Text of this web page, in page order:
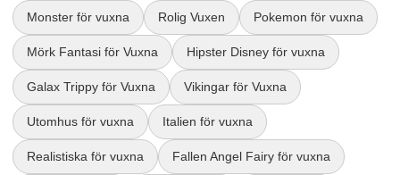
Monster för vuxna Rolig Vuxen Pokemon för vuxna
Mörk Fantasi för Vuxna Hipster Disney för vuxna
Galax Trippy för Vuxna Vikingar för Vuxna
Utomhus för vuxna Italien för vuxna
Realistiska för vuxna Fallen Angel Fairy för vuxna